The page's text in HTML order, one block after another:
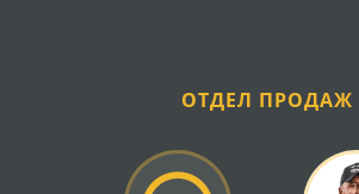
ОТДЕЛ ПРОДАЖ